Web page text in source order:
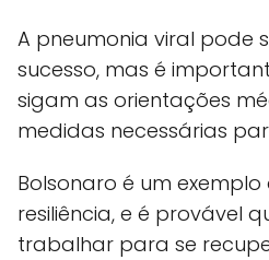
A pneumonia viral pode
sucesso, mas é
sigam as orientações
medidas necessárias
Bolsonaro é um
resiliência, e é provável
trabalhar para se